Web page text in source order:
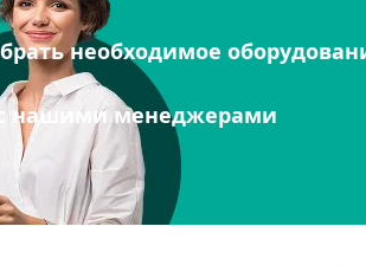
необходимое
нашими менеджерами